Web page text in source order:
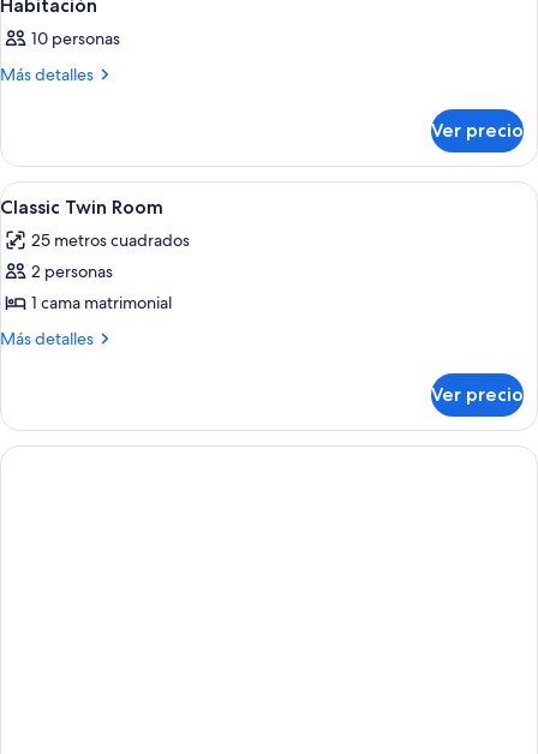
Habitación
10 personas
Más detalles
Más
Ver precio
Abrir
todas
las
fotos
de
Classic
Una habitación de hotel con cama,
1
Classic Twin Room
25 metros cuadrados
2 personas
1 cama matrimonial
Más detalles
Más
Twin
Room
Ver precio